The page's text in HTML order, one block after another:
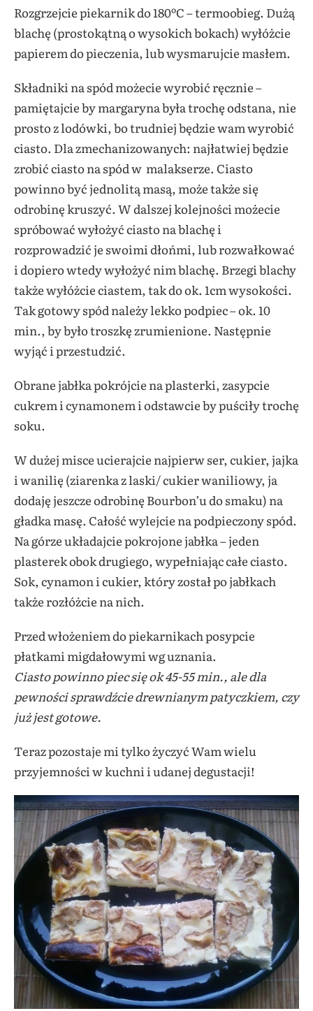
Rozgrzejcie piekarnik do 180ºC – termoobieg. Dużą
blachę (prostokątną o wysokich bokach) wyłóżcie
papierem do pieczenia, lub wysmarujcie masłem.
Składniki na spód możecie wyrobić ręcznie –
pamiętajcie by margaryna była trochę odstana, nie
prosto z lodówki, bo trudniej będzie wam wyrobić
ciasto. Dla zmechanizowanych: najłatwiej będzie
zrobić ciasto na spód w malakserze. Ciasto
powinno być jednolitą masą, może także się
odrobinę kruszyć. W dalszej kolejności możecie
spróbować wyłożyć ciasto na blachę i
rozprowadzić je swoimi dłońmi, lub rozwałkować
i dopiero wtedy wyłożyć nim blachę. Brzegi blachy
także wyłóżcie ciastem, tak do ok. 1cm wysokości.
Tak gotowy spód należy lekko podpiec – ok. 10
min., by było troszkę zrumienione. Następnie
wyjąć i przestudzić.
Obrane jabłka pokrójcie na plasterki, zasypcie
cukrem i cynamonem i odstawcie by puściły trochę
soku.
W dużej misce ucierajcie najpierw ser, cukier, jajka
i wanilię (ziarenka z laski/ cukier waniliowy, ja
dodaję jeszcze odrobinę Bourbon’u do smaku) na
gładka masę. Całość wylejcie na podpieczony spód.
Na górze układajcie pokrojone jabłka – jeden
plasterek obok drugiego, wypełniając całe ciasto.
Sok, cynamon i cukier, który został po jabłkach
także rozłóżcie na nich.
Przed włożeniem do piekarnikach posypcie
płatkami migdałowymi wg uznania.
Ciasto powinno piec się ok 45-55 min., ale dla
pewności sprawdźcie drewnianym patyczkiem, czy
już jest gotowe.
Teraz pozostaje mi tylko życzyć Wam wielu
przyjemności w kuchni i udanej degustacji!